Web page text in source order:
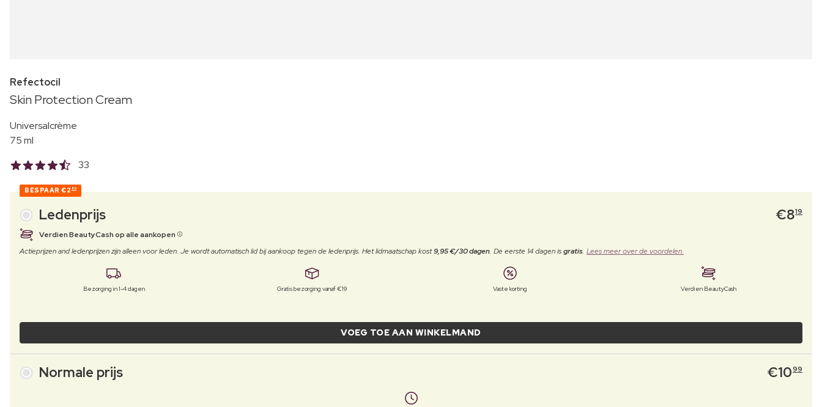
Refectocil
Skin Protection Cream
Universalcrème
75 ml
33
BESPAAR €2 80
Ledenprijs €819
Verdien BeautyCash op alle aankopen
Actieprijzen and ledenprijzen zijn alleen voor leden. Je wordt automatisch lid bij aankoop tegen de ledenprijs. Het lidmaatschap kost9,95 €/30 dagen. De eerste 14 dagen isgratis. Lees meer over de voordelen.
Bezorging in 1-4 dagen Gratis bezorging vanaf €19 Vaste korting Verdien BeautyCash
VOEG TOE AAN WINKELMAND
Normale prijs €1099